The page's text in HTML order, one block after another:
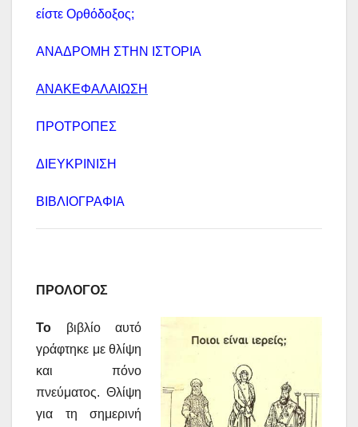
είστε Ορθόδοξος;
ΑΝΑΔΡΟΜΗ ΣΤΗΝ ΙΣΤΟΡΙΑ
ΑΝΑΚΕΦΑΛΑΙΩΣΗ
ΠΡΟΤΡΟΠΕΣ
ΔΙΕΥΚΡΙΝΙΣΗ
ΒΙΒΛΙΟΓΡΑΦΙΑ
ΠΡΟΛΟΓΟΣ
Το βιβλίο αυτό
γράφτηκε με θλίψη
και πόνο
πνεύματος. Θλίψη
για τη σημερινή